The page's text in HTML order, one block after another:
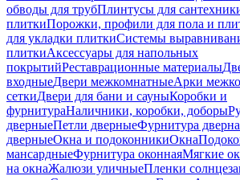
обводы для трубПлинтусы для
плиткиПорожки, профили для пола и
для укладки плиткиСистемы
плиткиАксессуары для напольных
покрытийРеставрационные материалы
входныеДвери межкомнатныеАрки
сеткиДвери для бани и сауныКоробки и
фурнитураНаличники, коробки, доборы
дверныеПетли дверныеФурнитура
дверныеОкна и подоконникиОкна
мансардныеФурнитура оконнаяМягкие
на окнаЖалюзи уличныеПленки